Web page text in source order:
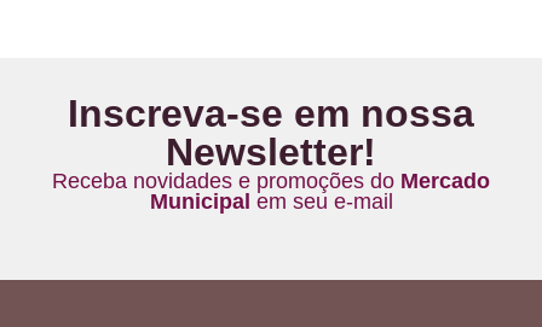
Inscreva-se em nossa
Newsletter!
Receba novidades e promoções do Mercado
Municipal em seu e-mail